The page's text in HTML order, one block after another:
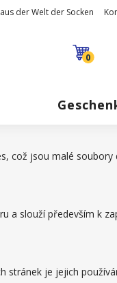
der Welt der Socken
0
což jsou malé soubory
a slouží především k
stránek je jejich